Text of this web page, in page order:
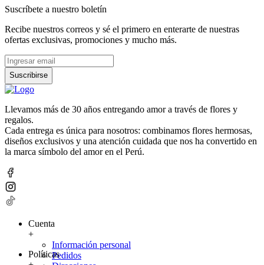
Suscríbete a nuestro boletín
Recibe nuestros correos y sé el primero en enterarte de nuestras
ofertas exclusivas, promociones y mucho más.
Suscribirse
Llevamos más de 30 años entregando amor a través de flores y
regalos.
Cada entrega es única para nosotros: combinamos flores hermosas,
diseños exclusivos y una atención cuidada que nos ha convertido en
la marca símbolo del amor en el Perú.
Cuenta
+
Información personal
Pedidos
Políticas